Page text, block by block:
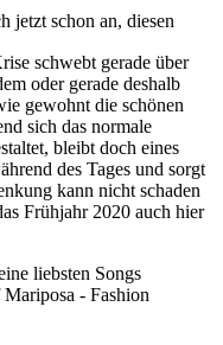
jetzt schon an, diesen
schwebt gerade über
oder gerade deshalb
gewohnt die schönen
sich das normale
bleibt doch eines
des Tages und sorgt
kann nicht schaden
Frühjahr 2020 auch hier